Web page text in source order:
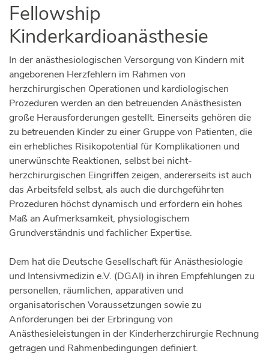
Fellowship
Kinderkardioanästhesie
In der anästhesiologischen Versorgung von Kindern mit
angeborenen Herzfehlern im Rahmen von
herzchirurgischen Operationen und kardiologischen
Prozeduren werden an den betreuenden Anästhesisten
große Herausforderungen gestellt. Einerseits gehören die
zu betreuenden Kinder zu einer Gruppe von Patienten, die
ein erhebliches Risikopotential für Komplikationen und
unerwünschte Reaktionen, selbst bei nicht-
herzchirurgischen Eingriffen zeigen, andererseits ist auch
das Arbeitsfeld selbst, als auch die durchgeführten
Prozeduren höchst dynamisch und erfordern ein hohes
Maß an Aufmerksamkeit, physiologischem
Grundverständnis und fachlicher Expertise.
Dem hat die Deutsche Gesellschaft für Anästhesiologie
und Intensivmedizin e.V. (DGAI) in ihren Empfehlungen zu
personellen, räumlichen, apparativen und
organisatorischen Voraussetzungen sowie zu
Anforderungen bei der Erbringung von
Anästhesieleistungen in der Kinderherzchirurgie Rechnung
getragen und Rahmenbedingungen definiert.